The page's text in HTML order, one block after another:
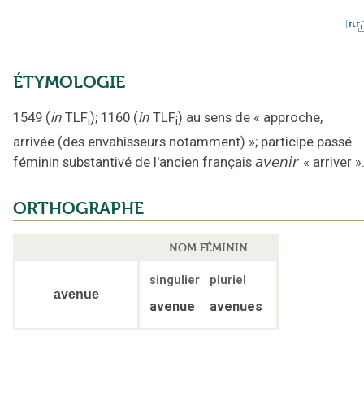
ÉTYMOLOGIE
1549 (in TLFi); 1160 (in TLFi) au sens de « approche,
arrivée (des envahisseurs notamment) »; participe passé
féminin substantivé de l'ancien français avenir « arriver ».
ORTHOGRAPHE
NOM FÉMININ
avenue
singulier pluriel
avenue avenues